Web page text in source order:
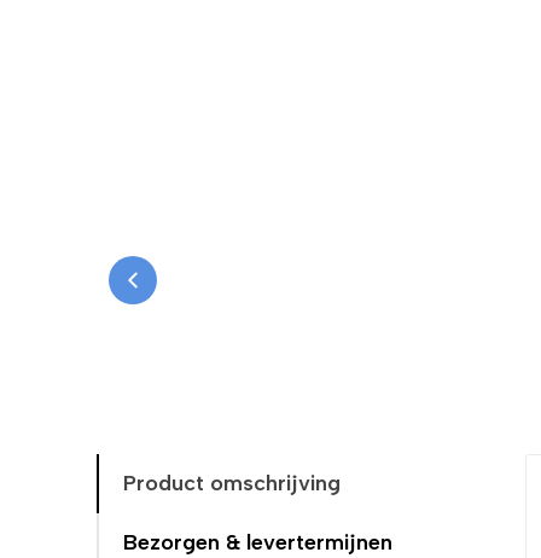
Product omschrijving
Bezorgen & levertermijnen